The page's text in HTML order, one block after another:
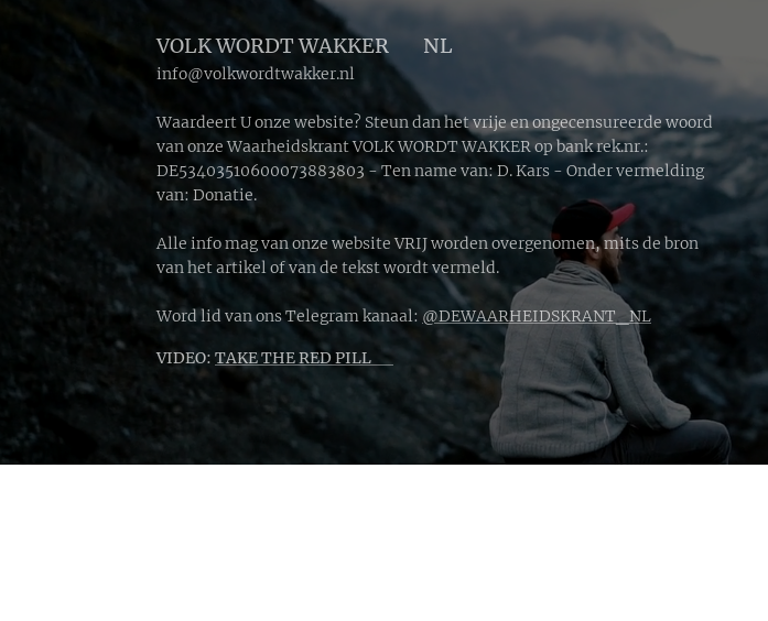
VOLK WORDT WAKKER 🔴 NL
info@volkwordtwakker.nl
Waardeert U onze website? Steun dan het vrije en ongecensureerde woord
van onze Waarheidskrant VOLK WORDT WAKKER op bank rek.nr.:
DE53403510600073883803 - Ten name van: D. Kars - Onder vermelding
van: Donatie.
Alle info mag van onze website VRIJ worden overgenomen, mits de bron
van het artikel of van de tekst wordt vermeld.
Word lid van ons Telegram kanaal: @DEWAARHEIDSKRANT_NL
VIDEO: TAKE THE RED PILL 🔴